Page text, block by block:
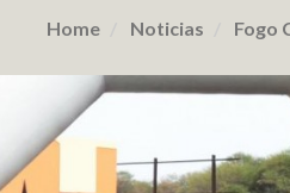
Home Noticias Fogo